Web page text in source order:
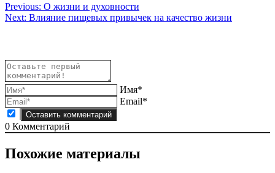
Навигация
по
Previous: О жизни и духовности
Next: Влияние пищевых привычек на качество жизни
Имя*
Email*
0 Комментарий
Похожие материалы